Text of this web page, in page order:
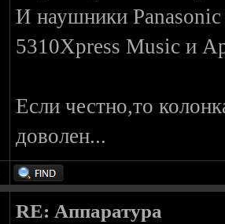
И наушники
5310Xpress Music и
Если честно,то
доволен...
RE: Аппаратура